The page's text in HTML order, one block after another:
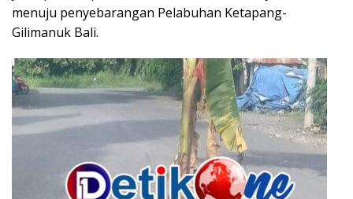
menuju penyebarangan Pelabuhan Ketapang-
Gilimanuk Bali.